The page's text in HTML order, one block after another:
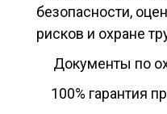
безопасности,
рисков и охране
Документы по
100% гарантия